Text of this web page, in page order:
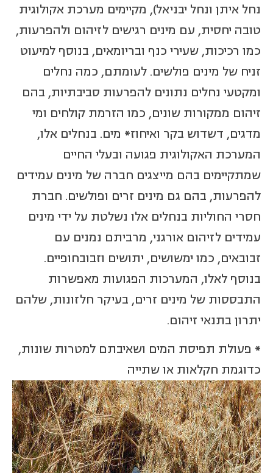
נחל איתן ונחל יבניאל), מקיימים מערכת אקולוגית
טובה יחסית, עם מינים רגישים לזיהום ולהפרעות,
כמו רכיכות, שעירי כנף ובריומאים, בנוסף למיעוט
זניח של מינים פולשים. לעומתם, כמה נחלים
ומקטעי נחלים נתונים להפרעות סביבתיות, בהם
זיהום ממקורות שונים, כמו הזרמת קולחים ומי
מדגים, דשדוש בקר ואיחוז* מים. בנחלים אלו,
המערכת האקולוגית פגועה ובעלי החיים
שמתקיימים בהם מייצגים חברה של מינים עמידים
להפרעות, בהם גם מינים זרים ופולשים. חברת
חסרי החוליות בנחלים אלו נשלטת על ידי מינים
עמידים לזיהום אורגני, מרביתם נמנים עם
זבובאים, כמו ימשושים, יתושים וזבובחופיים.
בנוסף לאלו, המערכות הפגועות מאפשרות
התבססות של מינים זרים, בעיקר חלזונות, שלהם
יתרון בתנאי זיהום.
* פעולת תפיסת המים ושאיבתם למטרות שונות,
כדוגמת חקלאות או שתייה